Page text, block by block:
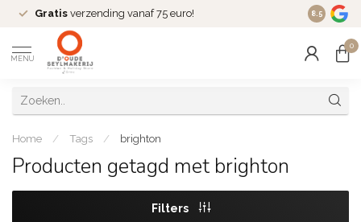
Gratis verzending vanaf 75 euro! Dé
8.5
MENU
0
Home / Tags / brighton
Producten getagd met brighton
Filters